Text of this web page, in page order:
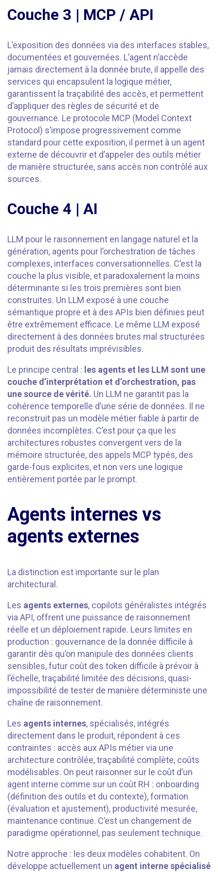
Couche 3 | MCP / API
L’exposition des données via des interfaces stables,
documentées et gouvernées. L’agent n’accède
jamais directement à la donnée brute, il appelle des
services qui encapsulent la logique métier,
garantissent la traçabilité des accès, et permettent
d’appliquer des règles de sécurité et de
gouvernance. Le protocole MCP (Model Context
Protocol) s’impose progressivement comme
standard pour cette exposition, il permet à un agent
externe de découvrir et d’appeler des outils métier
de manière structurée, sans accès non contrôlé aux
sources.
Couche 4 | AI
LLM pour le raisonnement en langage naturel et la
génération, agents pour l’orchestration de tâches
complexes, interfaces conversationnelles. C’est la
couche la plus visible, et paradoxalement la moins
déterminante si les trois premières sont bien
construites. Un LLM exposé à une couche
sémantique propre et à des APIs bien définies peut
être extrêmement efficace. Le même LLM exposé
directement à des données brutes mal structurées
produit des résultats imprévisibles.
Le principe central : les agents et les LLM sont une
couche d’interprétation et d’orchestration, pas
une source de vérité. Un LLM ne garantit pas la
cohérence temporelle d’une série de données. Il ne
reconstruit pas un modèle métier fiable à partir de
données incomplètes. C’est pour ça que les
architectures robustes convergent vers de la
mémoire structurée, des appels MCP typés, des
garde-fous explicites, et non vers une logique
entièrement portée par le prompt.
Agents internes vs
agents externes
La distinction est importante sur le plan
architectural.
Les agents externes, copilots généralistes intégrés
via API, offrent une puissance de raisonnement
réelle et un déploiement rapide. Leurs limites en
production : gouvernance de la donnée difficile à
garantir dès qu’on manipule des données clients
sensibles, futur coût des token difficile à prévoir à
l’échelle, traçabilité limitée des décisions, quasi-
impossibilité de tester de manière déterministe une
chaîne de raisonnement.
Les agents internes, spécialisés, intégrés
directement dans le produit, répondent à ces
contraintes : accès aux APIs métier via une
architecture contrôlée, traçabilité complète, coûts
modélisables. On peut raisonner sur le coût d’un
agent interne comme sur un coût RH : onboarding
(définition des outils et du contexte), formation
(évaluation et ajustement), productivité mesurée,
maintenance continue. C’est un changement de
paradigme opérationnel, pas seulement technique.
Notre approche : les deux modèles cohabitent. On
développe actuellement un agent interne spécialisé